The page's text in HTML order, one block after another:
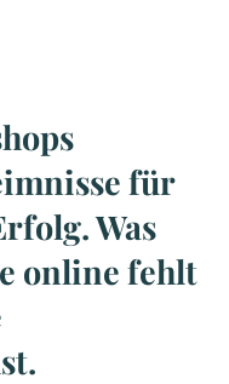
für
Was
online fehlt